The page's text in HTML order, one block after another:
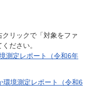
リックで「対象をファ
ださい。
測定レポート（令和6年
環境測定レポート（令和6